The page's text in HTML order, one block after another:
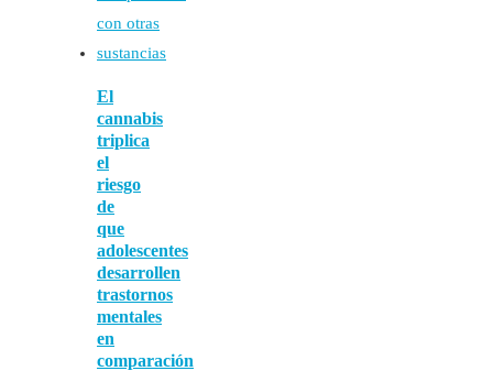
El
cannabis
triplica
el
riesgo
de
que
adolescentes
desarrollen
trastornos
mentales
en
comparación